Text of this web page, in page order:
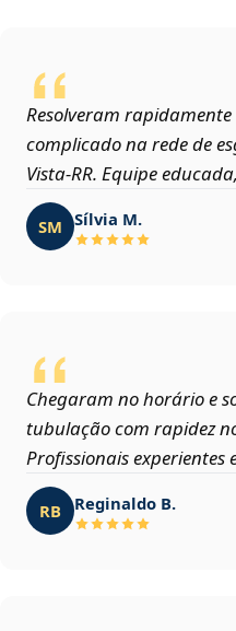
Resolveram
complicado na rede de
Vista‑RR. Equipe
SM Sílvia M.
Chegaram no horário e
tubulação com rapidez
Profissionais experientes
RB Reginaldo B.